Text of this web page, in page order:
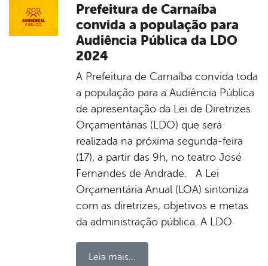
Prefeitura de Carnaíba
convida a população para
Audiência Pública da LDO
2024
A Prefeitura de Carnaíba convida toda
a população para a Audiência Pública
de apresentação da Lei de Diretrizes
Orçamentárias (LDO) que será
realizada na próxima segunda-feira
(17), a partir das 9h, no teatro José
Fernandes de Andrade. A Lei
Orçamentária Anual (LOA) sintoniza
com as diretrizes, objetivos e metas
da administração pública. A LDO
Leia mais...